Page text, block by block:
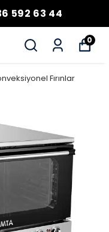
592 63 44
0
Fırınlar